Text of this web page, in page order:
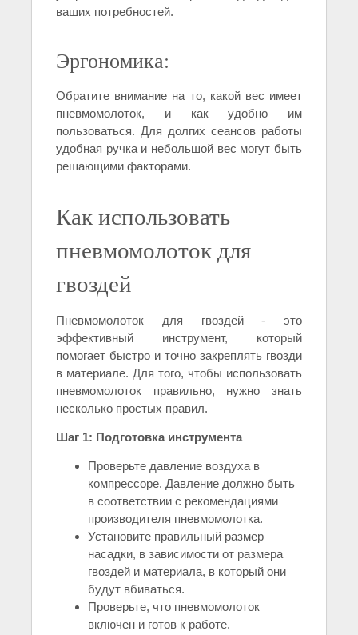
ваших потребностей.
Эргономика:
Обратите внимание на то, какой вес имеет
пневмомолоток, и как удобно им
пользоваться. Для долгих сеансов работы
удобная ручка и небольшой вес могут быть
решающими факторами.
Как использовать
пневмомолоток для
гвоздей
Пневмомолоток для гвоздей - это
эффективный инструмент, который
помогает быстро и точно закреплять гвозди
в материале. Для того, чтобы использовать
пневмомолоток правильно, нужно знать
несколько простых правил.
Шаг 1: Подготовка инструмента
Проверьте давление воздуха в
компрессоре. Давление должно быть
в соответствии с рекомендациями
производителя пневмомолотка.
Установите правильный размер
насадки, в зависимости от размера
гвоздей и материала, в который они
будут вбиваться.
Проверьте, что пневмомолоток
включен и готов к работе.